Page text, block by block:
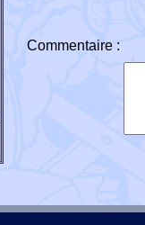
Commentaire :